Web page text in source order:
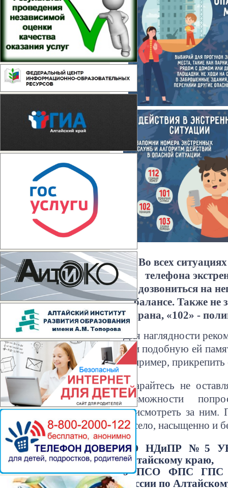
Во всех
телефона
дозвониться на
балансе. Также не
охрана, «102» -
Для наглядности
или подобную ей
например,
Старайтесь не
возможности
присмотреть за ним.
весело, насыщенно и
ТО НДиПР №5
Алтайскому краю,
9 ПСО ФПС ГПС
России по